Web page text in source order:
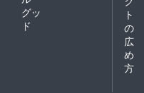
グッ
ド
ト
の
広
め
方